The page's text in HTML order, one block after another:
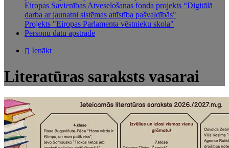
Eiropas Savienības Atveseļošanas fonda projekts “Digitālā
darba ar jaunatni sistēmas attīstība pašvaldībās"
Projekts "Eiropas Parlamenta vēstnieku skola"
Personu datu apstrāde
Ienākt
Literatūras saraksts vasarai